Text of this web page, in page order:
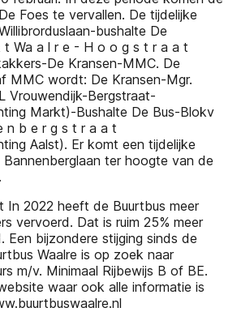
Foes te vervallen. De tijdelijke
bushalte De
t Wa a l r e - H o o g s t r a a t
De Kransen-MMC. De
MMC wordt: De Kransen-Mgr.
Vrouwendijk-Bergstraat-
Markt)-Bushalte De Bus-Blokv
n b e r g s t r a a t
Aalst). Er komt een tijdelijke
ter hoogte van de
In 2022 heeft de Buurtbus meer
vervoerd. Dat is ruim 25% meer
Een bijzondere stijging sinds de
Waalre is op zoek naar
m/v. Minimaal Rijbewijs B of BE.
waar ook alle informatie is